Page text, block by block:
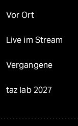
Vor Ort
Live im Stream
Vergangene
taz lab 2027